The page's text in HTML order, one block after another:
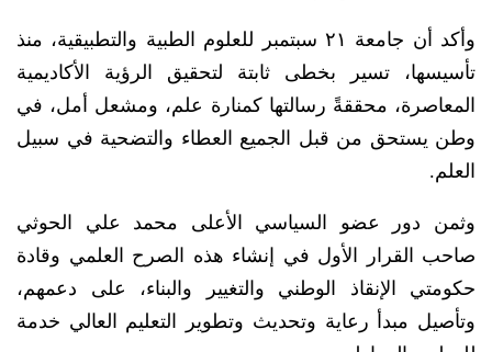
وأكد أن جامعة ٢١ سبتمبر للعلوم الطبية والتطبيقية، منذ
تأسيسها، تسير بخطى ثابتة لتحقيق الرؤية الأكاديمية
المعاصرة، محققةً رسالتها كمنارة علم، ومشعل أمل، في
وطن يستحق من قبل الجميع العطاء والتضحية في سبيل
العلم.
وثمن دور عضو السياسي الأعلى محمد علي الحوثي
صاحب القرار الأول في إنشاء هذه الصرح العلمي وقادة
حكومتي الإنقاذ الوطني والتغيير والبناء، على دعمهم،
وتأصيل مبدأ رعاية وتحديث وتطوير التعليم العالي خدمة